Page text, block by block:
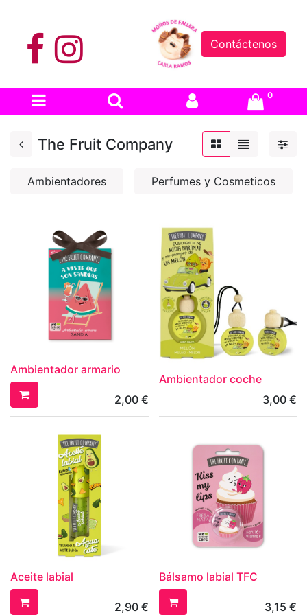
Contáctenos
0
The Fruit Company
Ambientadores Perfumes y Cosmeticos
Ambientador armario
2,00€
Ambientador coche
3,00 €
Aceite labial
2,90€
Bálsamo labial TFC
3,15 €